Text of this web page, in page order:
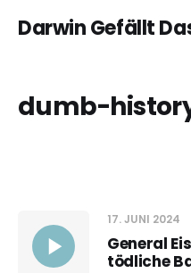
Darwin Gefällt
dumb-
17. JUNI 2024
General
tödliche